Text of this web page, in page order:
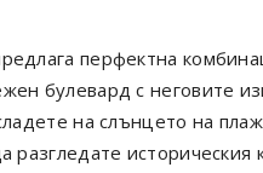
перфектна
булевард с неговите
на слънцето на
разгледате